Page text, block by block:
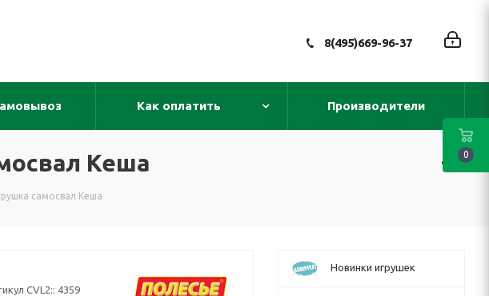
8(495)669-96-37
Как оплатить Производители
Кеша
самосвал Кеша
CVL2:: 4359
Новинки игрушек
0